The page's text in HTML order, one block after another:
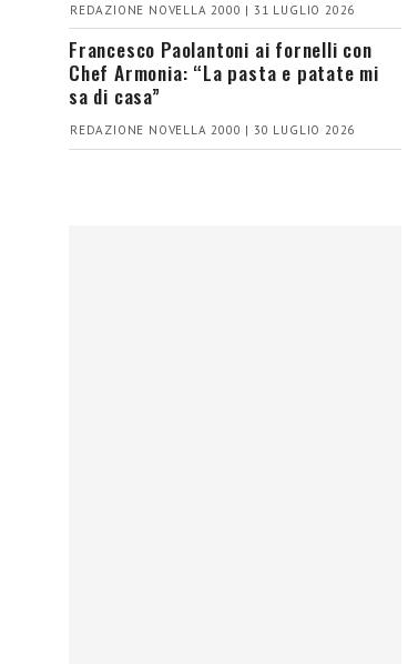
REDAZIONE NOVELLA 2000 | 31 LUGLIO 2026
Francesco Paolantoni ai fornelli con
Chef Armonia: “La pasta e patate mi
sa di casa”
REDAZIONE NOVELLA 2000 | 30 LUGLIO 2026